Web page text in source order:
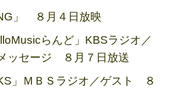
」 ８月４日放映
らんど」KBSラジオ／
ッセージ ８月７日放送
」ＭＢＳラジオ／ゲスト ８